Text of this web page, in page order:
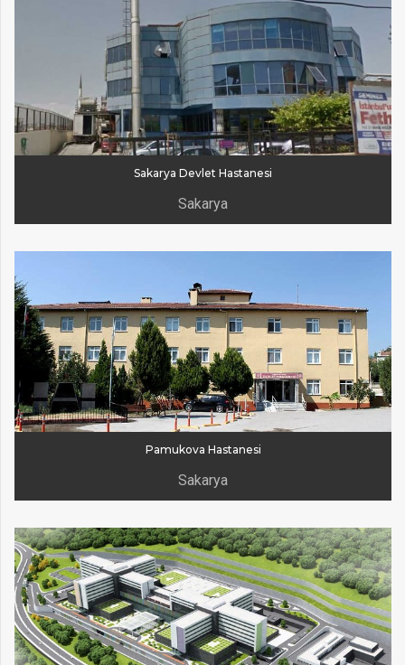
Sakarya Devlet Hastanesi
Sakarya
Pamukova Hastanesi
Sakarya